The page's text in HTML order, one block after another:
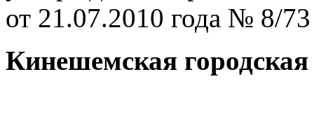
от 21.07.2010 года № 8/
Кинешемская